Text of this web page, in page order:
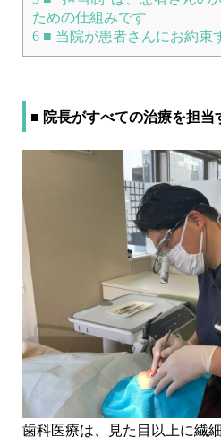
ための仕組みです
6 ■ 当院が患者さんにお約束
■ 院長がすべての治療を担当
歯科医療は、見た目以上に繊